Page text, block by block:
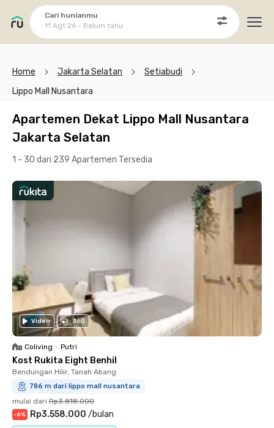
Cari hunianmu
11 Agt 26 - Belum tahu
Home Jakarta Selatan
Setiabudi
Lippo Mall Nusantara
Apartemen Dekat Lippo Mall Nusantara
Jakarta Selatan
1 - 30 dari 239 Apartemen Tersedia
Video 360
Coliving • Putri
Kost Rukita Eight Benhil
Bendungan Hilir, Tanah Abang
786 m dari lippo mall nusantara
mulai dari Rp3.818.000
-6% Rp3.558.000 /bulan